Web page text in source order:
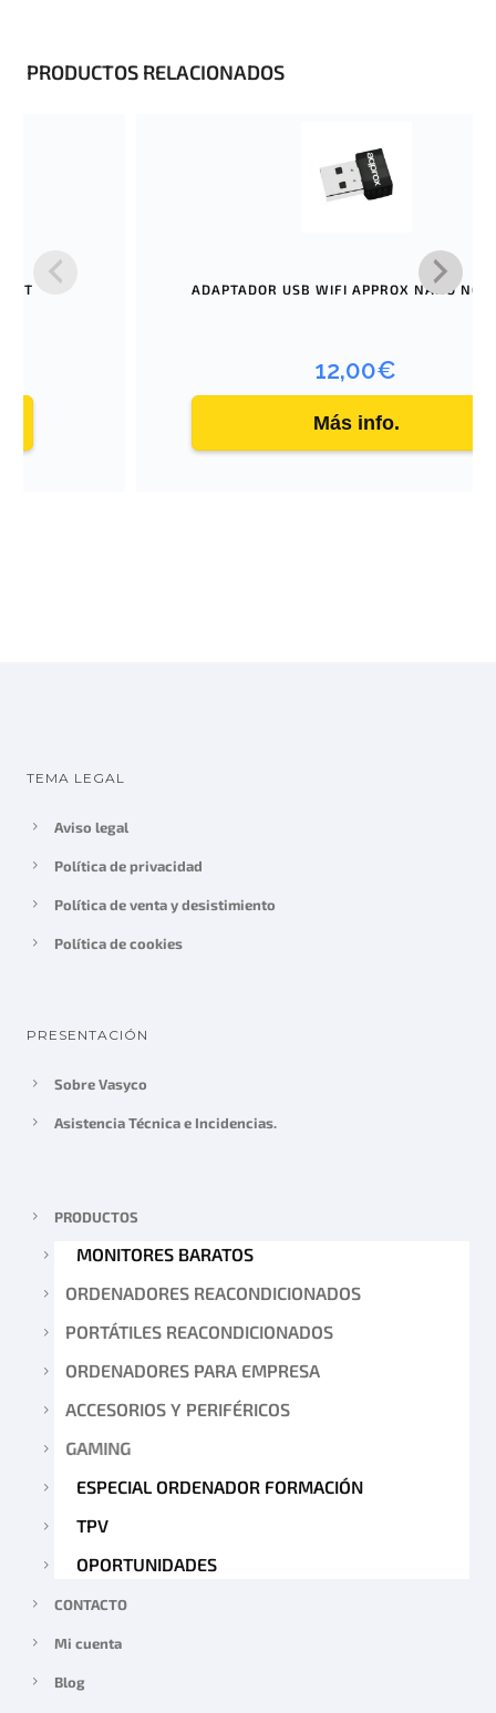
PRODUCTOS RELACIONADOS
ADAPTADOR USB WIFI APPROX NANO
12,00€
Más info.
TEMA LEGAL
Aviso legal
Política de privacidad
Política de venta y desistimiento
Política de cookies
PRESENTACIÓN
Sobre Vasyco
Asistencia Técnica e Incidencias.
PRODUCTOS
MONITORES BARATOS
ORDENADORES REACONDICIONADOS
PORTÁTILES REACONDICIONADOS
ORDENADORES PARA EMPRESA
ACCESORIOS Y PERIFÉRICOS
GAMING
ESPECIAL ORDENADOR FORMACIÓN
TPV
OPORTUNIDADES
CONTACTO
Mi cuenta
Blog